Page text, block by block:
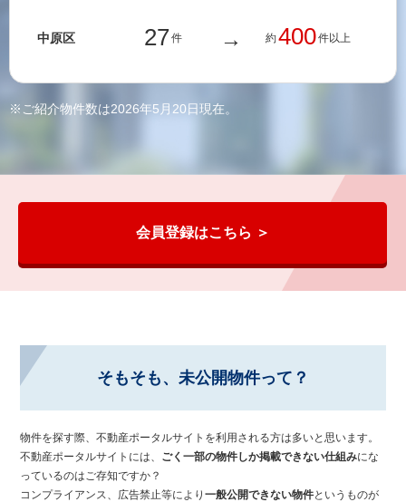
中原区 27件 約400件以上
※ご紹介物件数は2026年5月20日現在。
会員登録はこちら ＞
そもそも、未公開物件って？
物件を探す際、不動産ポータルサイトを利用される方は多いと思います。
不動産ポータルサイトには、 ごく一部の物件しか掲載できない仕組みにな
っているのはご存知ですか？
コンプライアンス、広告禁止等により一般公開できない物件というものが